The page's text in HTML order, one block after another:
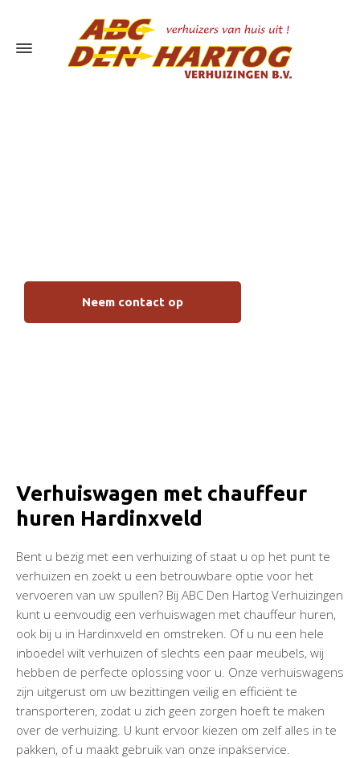
Neem contact op
Verhuiswagen met chauffeur
huren Hardinxveld
Bent u bezig met een verhuizing of staat u op het punt te
verhuizen en zoekt u een betrouwbare optie voor het
vervoeren van uw spullen? Bij ABC Den Hartog Verhuizingen
kunt u eenvoudig een verhuiswagen met chauffeur huren,
ook bij u in Hardinxveld en omstreken. Of u nu een hele
inboedel wilt verhuizen of slechts een paar meubels, wij
hebben de perfecte oplossing voor u. Onze verhuiswagens
zijn uitgerust om uw bezittingen veilig en efficiënt te
transporteren, zodat u zich geen zorgen hoeft te maken
over de verhuizing. U kunt ervoor kiezen om zelf alles in te
pakken, of u maakt gebruik van onze inpakservice.